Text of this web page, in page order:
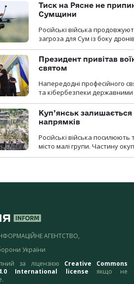
Тиск на Рясне не
Сумщини
Російські війська
загроза для Сум із боку
Президент привітав
святом
Напередодні професійного
та кібербезпеки державними
Куп’янськ залишається
напрямків
Російські війська посилюють
місто малі групи. Частину
АГЕНТСТВО,
України
за ліцензією Creative Commons
International license якщо не